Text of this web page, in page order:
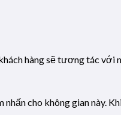
hàng sẽ tương tác với
cho không gian này.